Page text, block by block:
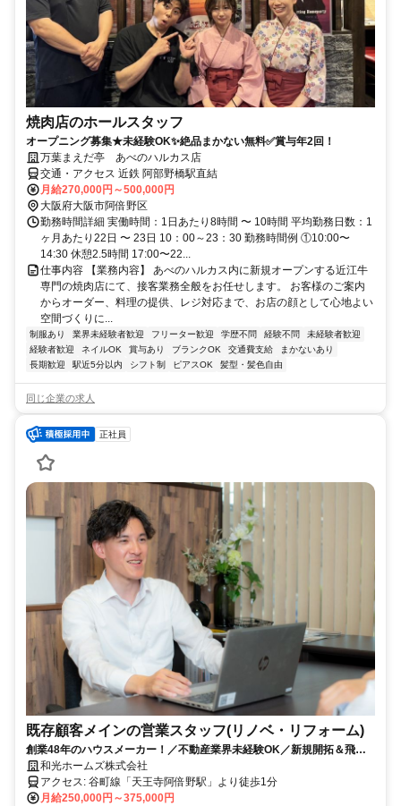
焼肉店のホールスタッフ
オープニング募集★未経験OK✨絶品まかない無料✅賞与年2回！
万葉まえだ亭 あべのハルカス店
交通・アクセス 近鉄 阿部野橋駅直結
月給270,000円～500,000円
大阪府大阪市阿倍野区
勤務時間詳細 実働時間：1日あたり8時間 〜 10時間 平均勤務日数：1
ヶ月あたり22日 〜 23日 10：00～23：30 勤務時間例 ①10:00〜
14:30 休憩2.5時間 17:00〜22...
仕事内容 【業務内容】 あべのハルカス内に新規オープンする近江牛
専門の焼肉店にて、接客業務全般をお任せします。 お客様のご案内
からオーダー、料理の提供、レジ対応まで、お店の顔として心地よい
空間づくりに...
制服あり 業界未経験者歓迎 フリーター歓迎 学歴不問 経験不問
未経験者歓迎
経験者歓迎
ネイルOK 賞与あり ブランクOK 交通費支給
まかないあり
長期歓迎
駅近5分以内 シフト制 ピアスOK 髪型・髪色自由
同じ企業の求人
正社員
既存顧客メインの営業スタッフ(リノベ・リフォーム)
創業48年のハウスメーカー！／不動産業界未経験OK／新規開拓＆飛び
込みナシ！昇給・賞与各年2回／福利厚生充実／服装ネイル自由
和光ホームズ株式会社
アクセス: 谷町線「天王寺阿倍野駅」より徒歩1分
月給250,000円～375,000円